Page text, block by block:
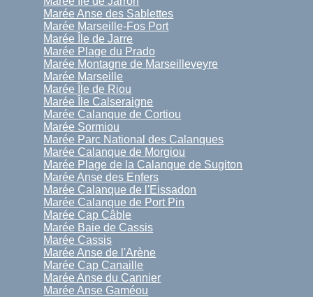
Marée Anse des Sablettes
Marée Marseille-Fos Port
Marée Île de Jarre
Marée Plage du Prado
Marée Montagne de Marseilleveyre
Marée Marseille
Marée Île de Riou
Marée Île Calseraigne
Marée Calanque de Cortiou
Marée Sormiou
Marée Parc National des Calanques
Marée Calanque de Morgiou
Marée Plage de la Calanque de Sugiton
Marée Anse des Enfers
Marée Calanque de l'Eissadon
Marée Calanque de Port Pin
Marée Cap Câble
Marée Baie de Cassis
Marée Cassis
Marée Anse de l'Arène
Marée Cap Canaille
Marée Anse du Cannier
Marée Anse Gaméou